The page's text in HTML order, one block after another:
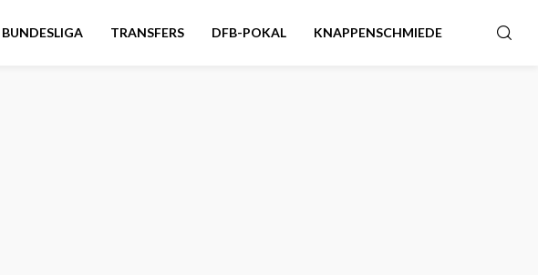
BUNDESLIGA TRANSFERS DFB-POKAL KNAPPENSCHMIEDE